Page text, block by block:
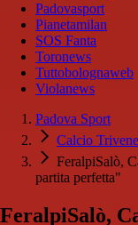
Padovasport
Pianetamilan
SOS Fanta
Toronews
Tuttobolognaweb
Violanews
Padova Sport
Calcio
FeralpiSalò,
partita perfetta"
FeralpiSalò,